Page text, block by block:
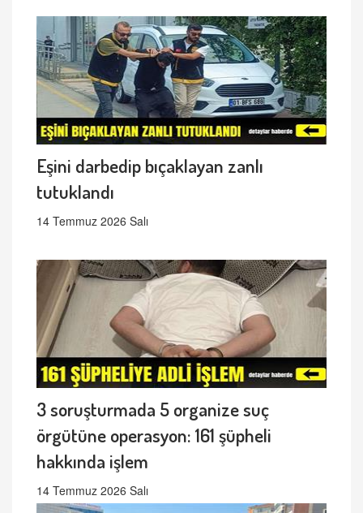
Eşini darbedip bıçaklayan zanlı
tutuklandı
14 Temmuz 2026 Salı
3 soruşturmada 5 organize suç
örgütüne operasyon: 161 şüpheli
hakkında işlem
14 Temmuz 2026 Salı